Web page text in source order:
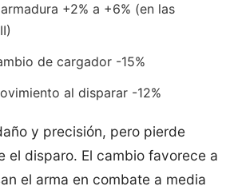
+2% a +6% (en las
de cargador -15%
al disparar -12%
y precisión, pero pierde
el disparo. El cambio favorece a
el arma en combate a media